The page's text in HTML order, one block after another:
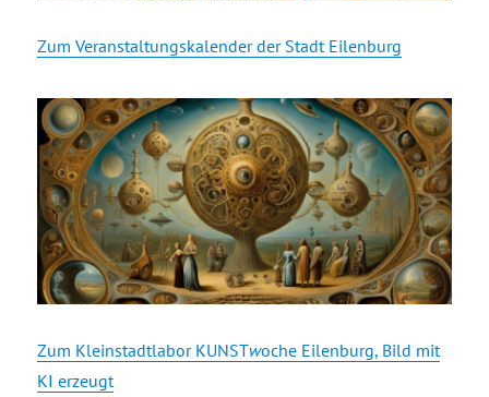
Zum Veranstaltungskalender der Stadt Eilenburg
Zum Kleinstadtlabor KUNSTwoche Eilenburg, Bild mit
KI erzeugt